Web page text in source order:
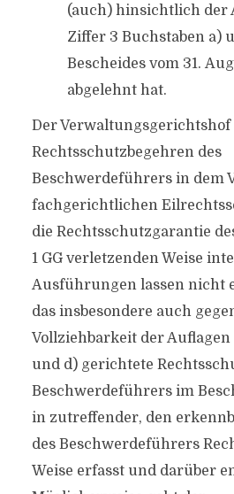
(auch) hinsichtlich der
Ziffer 3 Buchstaben a)
Bescheides vom 31.
abgelehnt hat.
Der Verwaltungsgerichtshof
Rechtsschutzbegehren des
Beschwerdeführers in dem
fachgerichtlichen
die Rechtsschutzgarantie
1 GG verletzenden Weise
Ausführungen lassen nicht
das insbesondere auch
Vollziehbarkeit der
und d) gerichtete
Beschwerdeführers im
in zutreffender, den
des Beschwerdeführers
Weise erfasst und darüber